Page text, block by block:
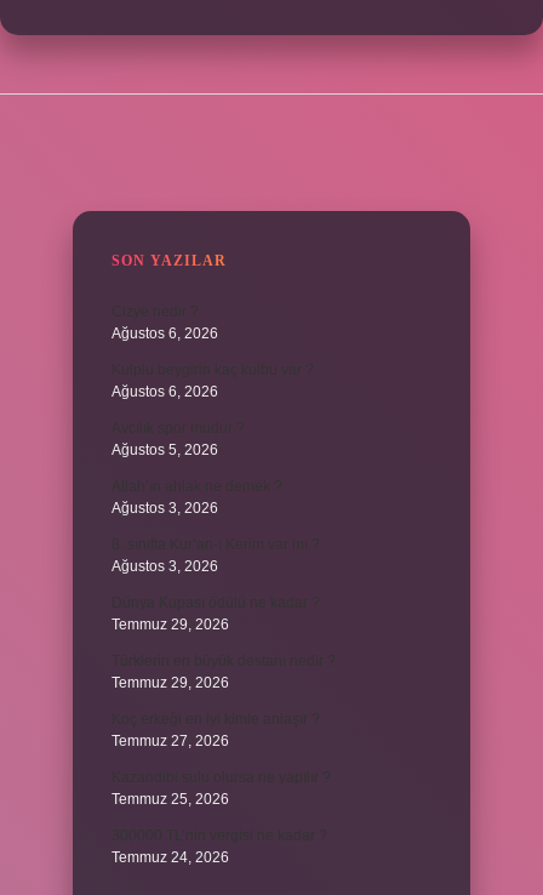
SON YAZILAR
Ağustos 6, 2026
Ağustos 6, 2026
Ağustos 5, 2026
Ağustos 3, 2026
Ağustos 3, 2026
Temmuz 29, 2026
Temmuz 29, 2026
Temmuz 27, 2026
Temmuz 25, 2026
Temmuz 24, 2026